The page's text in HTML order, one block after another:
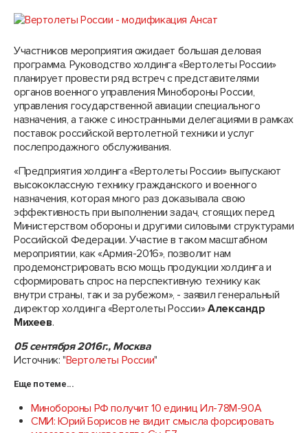
Участников мероприятия ожидает большая деловая
программа. Руководство холдинга «Вертолеты России»
планирует провести ряд встреч с представителями
органов военного управления Минобороны России,
управления государственной авиации специального
назначения, а также с иностранными делегациями в рамках
поставок российской вертолетной техники и услуг
послепродажного обслуживания.
«Предприятия холдинга «Вертолеты России» выпускают
высококлассную технику гражданского и военного
назначения, которая много раз доказывала свою
эффективность при выполнении задач, стоящих перед
Министерством обороны и другими силовыми структурами
Российской Федерации. Участие в таком масштабном
мероприятии, как «Армия-2016», позволит нам
продемонстрировать всю мощь продукции холдинга и
сформировать спрос на перспективную технику как
внутри страны, так и за рубежом», - заявил генеральный
директор холдинга «Вертолеты России»Александр
Михеев.
05 сентября 2016г., Москва
Источник: "Вертолеты России"
Еще по теме...
Минобороны РФ получит 10 единиц Ил-78М-90А
СМИ: Юрий Борисов не видит смысла форсировать